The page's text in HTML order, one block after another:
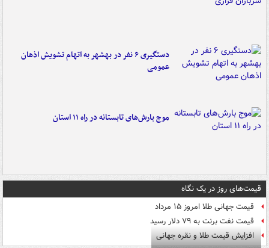
دستگیری ۶ نفر در بهشهر به اتهام تشویش اذهان
عمومی
موج بارش‌های تابستانه در راه ۱۱ استان
قیمت‌های روز در یک نگاه
قیمت جهانی طلا امروز ۱۵ مرداد
قیمت نفت برنت به ۷۹ دلار رسید
افزایش قیمت طلا و نقره جهانی